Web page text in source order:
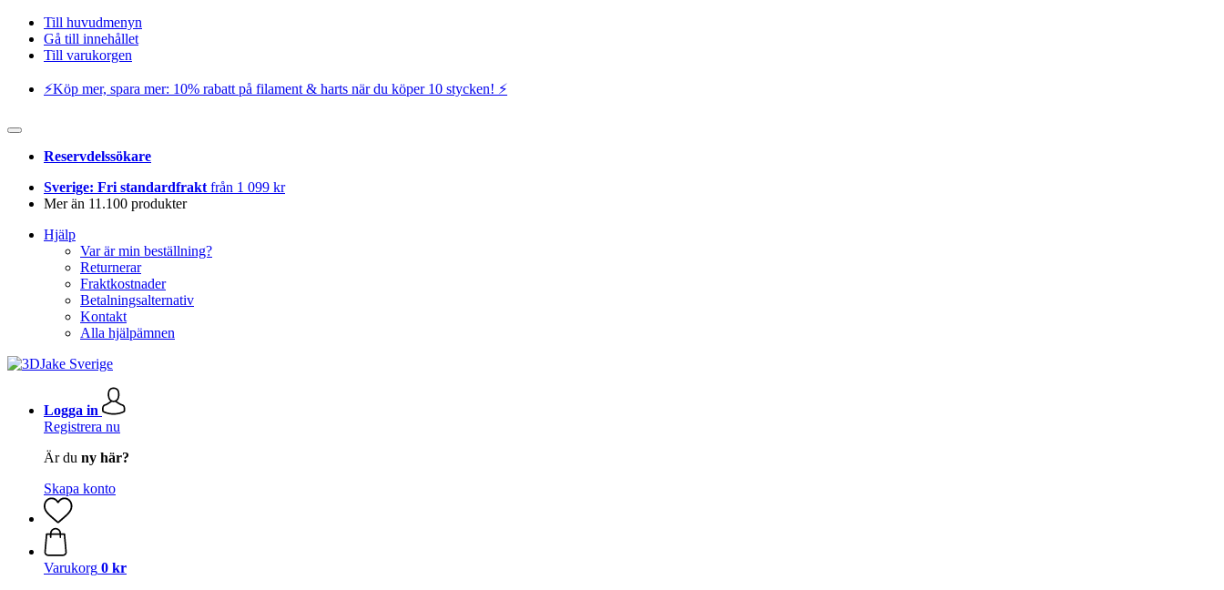
Till huvudmenyn
Gå till innehållet
Till varukorgen
⚡️Köp mer, spara mer: 10% rabatt på filament & harts när du köper 10 stycken! ⚡️
Reservdelssökare
Sverige: Fri standardfrakt från 1 099 kr
Mer än 11.100 produkter
Hjälp
Var är min beställning?
Returnerar
Fraktkostnader
Betalningsalternativ
Kontakt
Alla hjälpämnen
Logga in
Registrera nu
Är du ny här?
Skapa konto
Varukorg 0 kr